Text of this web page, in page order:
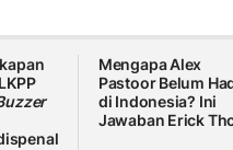
Mengapa Alex
Pastoor Belum
di Indonesia? Ini
Jawaban Erick